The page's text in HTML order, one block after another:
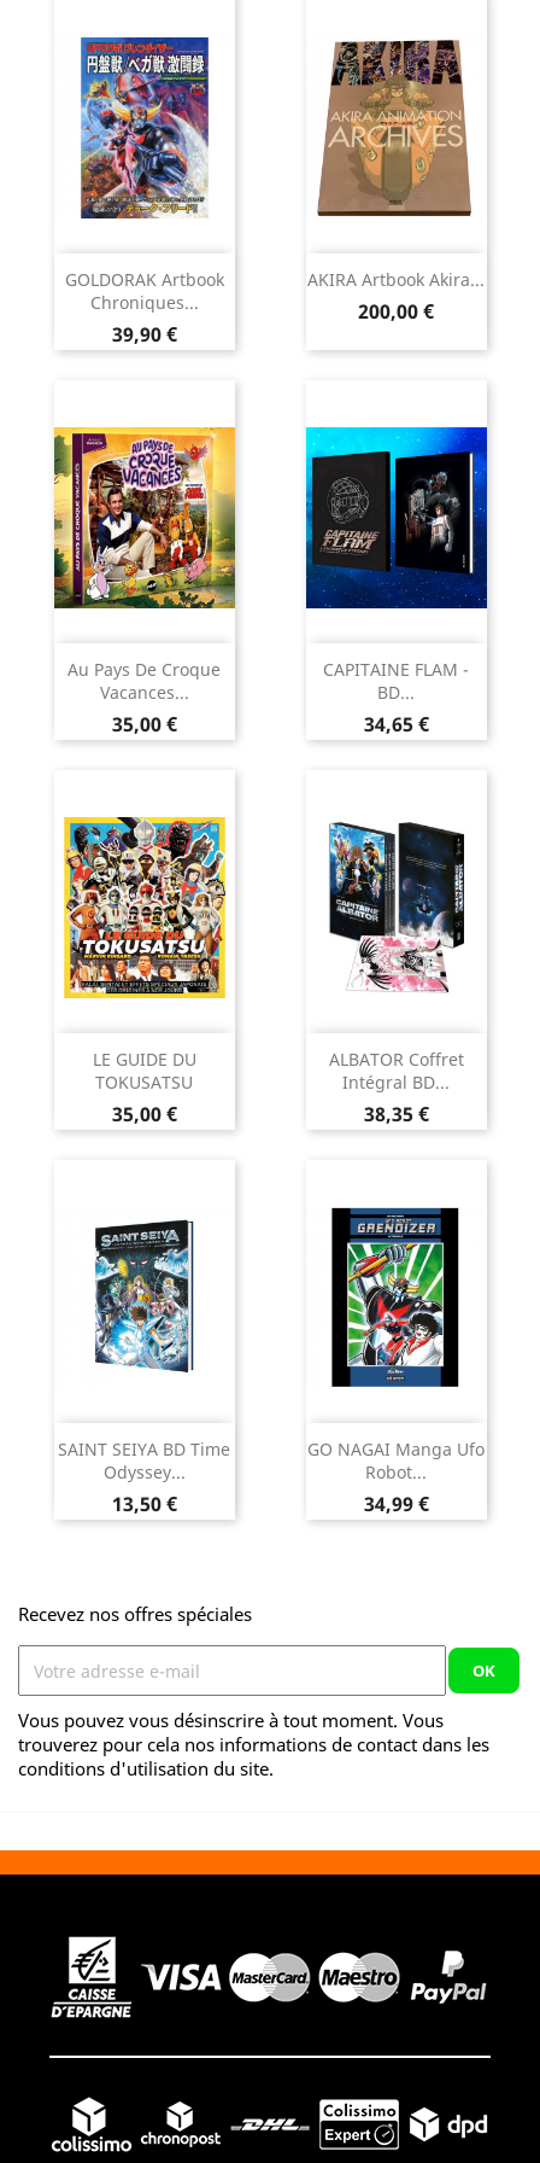
GOLDORAK Artbook
Chroniques...
Prix
39,90 €
AKIRA Artbook Akira...
Prix
200,00 €
Au Pays De Croque
Vacances...
Prix
35,00 €
CAPITAINE FLAM -
BD...
Prix
34,65 €
LE GUIDE DU
TOKUSATSU
Prix
35,00 €
ALBATOR Coffret
Intégral BD...
Prix
38,35 €
SAINT SEIYA BD Time
Odyssey...
Prix
13,50 €
GO NAGAI Manga Ufo
Robot...
Prix
34,99 €
Recevez nos offres spéciales
Vous pouvez vous désinscrire à tout moment. Vous
trouverez pour cela nos informations de contact dans les
conditions d'utilisation du site.